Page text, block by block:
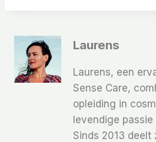
Laurens
Laurens, een
Sense Care,
opleiding in
levendige
Sinds 2013 deelt